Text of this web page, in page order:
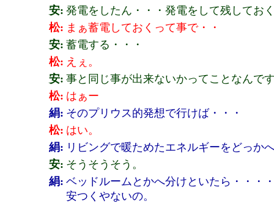
安: 発電をしたん・・・発電をして残してお
松: まぁ蓄電しておくって事で・・
安: 蓄電する・・・
松: えぇ。
安: 事と同じ事が出来ないかってことなんで
松: はぁー
絹: そのプリウス的発想で行けば・・・
松: はい。
絹: リビングで暖ためたエネルギーをどっか
安: そうそうそう。
絹: ベッドルームとかへ分けといたら・・・
安つくやないの。